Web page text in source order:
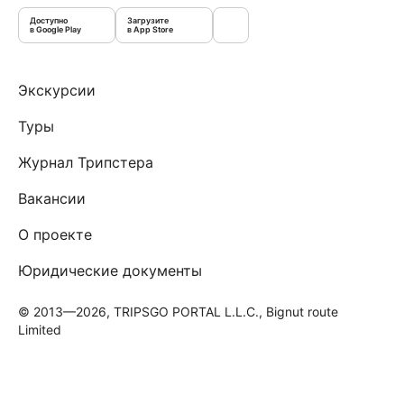
Доступно
в Google Play
Загрузите
в App Store
Экскурсии
Туры
Журнал Трипстера
Вакансии
О проекте
Юридические документы
© 2013—2026, TRIPSGO PORTAL L.L.C., Bignut route
Limited